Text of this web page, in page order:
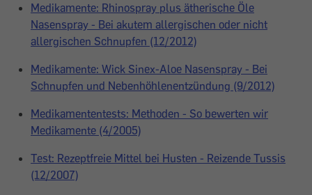
Medikamente: Rhinospray plus ätherische Öle
Nasenspray - Bei akutem allergischen oder nicht
allergischen Schnupfen (12/2012)
Medikamente: Wick Sinex-Aloe Nasenspray - Bei
Schnupfen und Nebenhöhlenentzündung (9/2012)
Medikamententests: Methoden - So bewerten wir
Medikamente (4/2005)
Test: Rezeptfreie Mittel bei Husten - Reizende Tussis
(12/2007)